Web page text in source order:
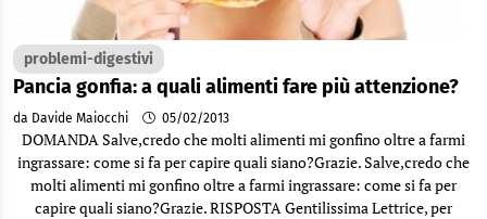
problemi-digestivi
Pancia gonfia: a quali alimenti fare più attenzione?
da Davide Maiocchi 05/02/2013
DOMANDA Salve,credo che molti alimenti mi gonfino oltre a farmi
ingrassare: come si fa per capire quali siano?Grazie. Salve,credo che
molti alimenti mi gonfino oltre a farmi ingrassare: come si fa per
capire quali siano?Grazie. RISPOSTA Gentilissima Lettrice, per